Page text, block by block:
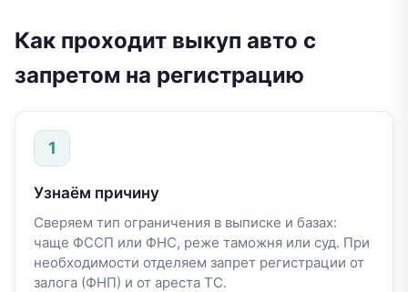
Как проходит выкуп авто с
запретом на регистрацию
1
Узнаём причину
Сверяем тип ограничения в выписке и базах:
чаще ФССП или ФНС, реже таможня или суд. При
необходимости отделяем запрет регистрации от
залога (ФНП) и от ареста ТС.